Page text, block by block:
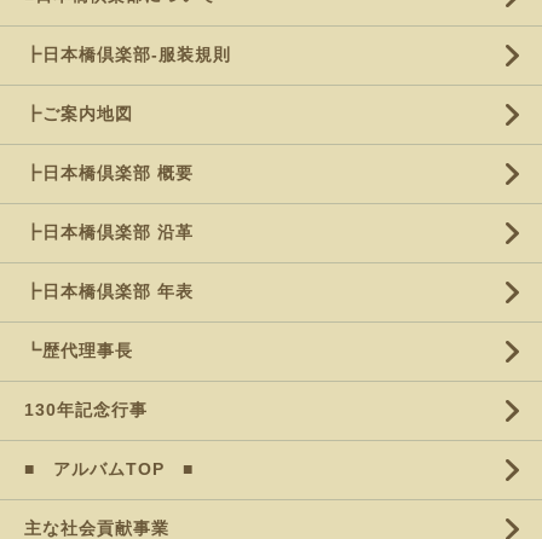
┣日本橋倶楽部-服装規則
┣ご案内地図
┣日本橋倶楽部 概要
┣日本橋倶楽部 沿革
┣日本橋倶楽部 年表
┗歴代理事長
130年記念行事
■ アルバムTOP ■
主な社会貢献事業